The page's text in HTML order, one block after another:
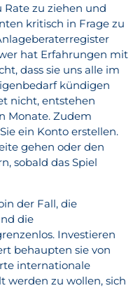
Rate zu ziehen und
kritisch in Frage zu
hat Erfahrungen mit
dass sie uns alle im
kündigen
nicht, entstehen
Monate. Zudem
ein Konto erstellen.
gehen oder den
sobald das Spiel
der Fall, die
die
Investieren
behaupten sie von
internationale
werden zu wollen, sich